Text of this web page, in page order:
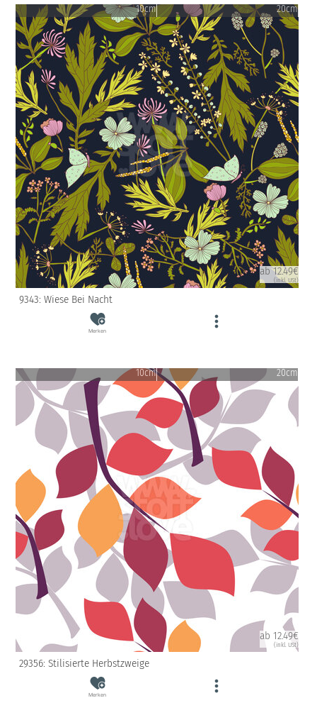
10cm 20cm
ab 12.49€
(inkl. USt)
9343: Wiese Bei Nacht
Merken
10cm 20cm
ab 12.49€
(inkl. USt)
29356: Stilisierte Herbstzweige
Merken